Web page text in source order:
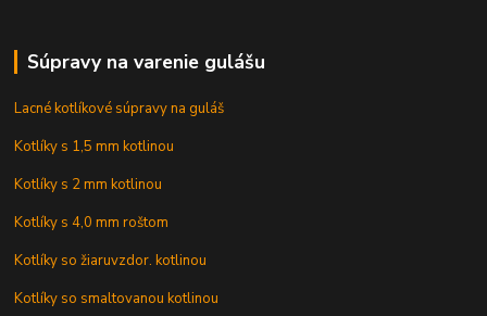
Súpravy na varenie gulášu
Lacné kotlíkové súpravy na guláš
Kotlíky s 1,5 mm kotlinou
Kotlíky s 2 mm kotlinou
Kotlíky s 4,0 mm roštom
Kotlíky so žiaruvzdor. kotlinou
Kotlíky so smaltovanou kotlinou